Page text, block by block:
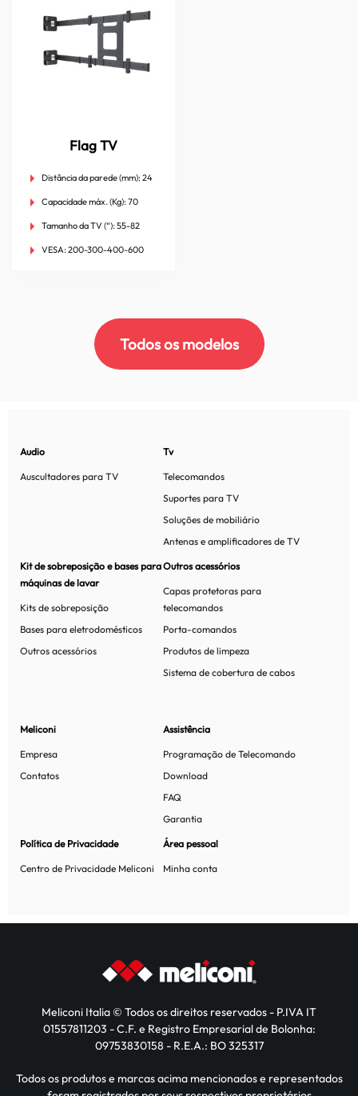
Flag TV
Distância da parede (mm): 24
Capacidade máx. (Kg): 70
Tamanho da TV (“): 55-82
VESA: 200-300-400-600
Todos os modelos
Audio
Auscultadores para TV
Tv
Telecomandos
Suportes para TV
Soluções de mobiliário
Antenas e amplificadores de TV
Kit de sobreposição e bases para
máquinas de lavar
Kits de sobreposição
Bases para eletrodomésticos
Outros acessórios
Outros acessórios
Capas protetoras para
telecomandos
Porta-comandos
Produtos de limpeza
Sistema de cobertura de cabos
Meliconi
Empresa
Contatos
Assistência
Programação de Telecomando
Download
FAQ
Garantia
Política de Privacidade
Centro de Privacidade Meliconi
Área pessoal
Minha conta
Meliconi Italia © Todos os direitos reservados - P.IVA IT
01557811203 - C.F. e Registro Empresarial de Bolonha:
09753830158 - R.E.A.: BO 325317
Todos os produtos e marcas acima mencionados e representados